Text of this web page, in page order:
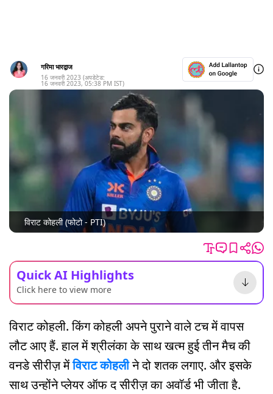
गरिमा भारद्वाज
16 जनवरी 2023 (अपडेटेड:
16 जनवरी 2023, 05:38 PM IST)
विराट कोहली (फोटो - PTI)
Quick AI Highlights
Click here to view more
विराट कोहली. किंग कोहली अपने पुराने वाले टच में वापस
लौट आए हैं. हाल में श्रीलंका के साथ खत्म हुई तीन मैच की
वनडे सीरीज़ मेंविराट कोहलीने दो शतक लगाए. और इसके
साथ उन्होंने प्लेयर ऑफ द सीरीज़ का अवॉर्ड भी जीता है.